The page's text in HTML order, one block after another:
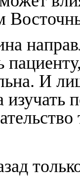
И
изучать